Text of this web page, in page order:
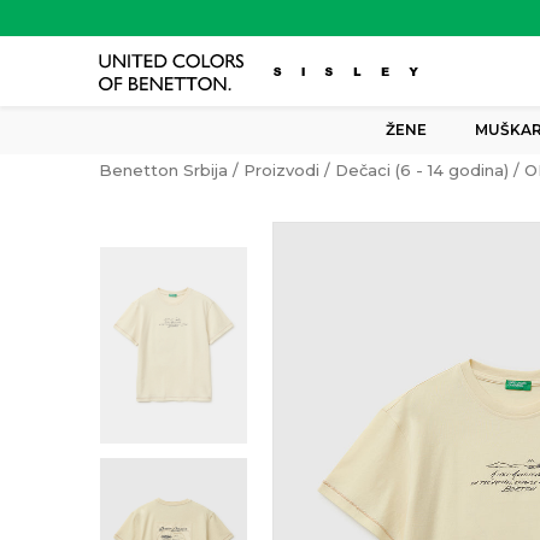
ŽENE
Benetton Srbija Proizvodi Dečaci (6 - 14 godina)